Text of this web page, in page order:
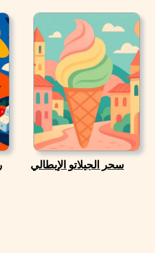
سحر الجيلاتو الإيطالي